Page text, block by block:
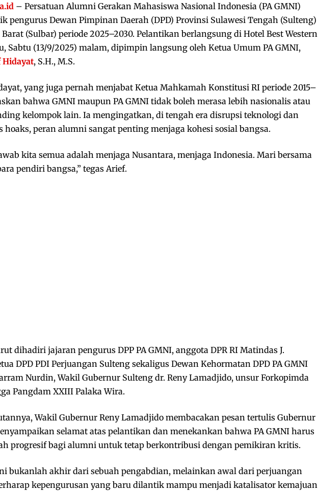
– Persatuan Alumni Gerakan Mahasiswa Nasional Indonesia (PA GMNI)
pengurus Dewan Pimpinan Daerah (DPD) Provinsi Sulawesi Tengah (Sulteng)
(Sulbar) periode 2025–2030. Pelantikan berlangsung di Hotel Best Western
Sabtu (13/9/2025) malam, dipimpin langsung oleh Ketua Umum PA GMNI,
Hidayat, S.H., M.S.
yang juga pernah menjabat Ketua Mahkamah Konstitusi RI periode 2015–
bahwa GMNI maupun PA GMNI tidak boleh merasa lebih nasionalis atau
kelompok lain. Ia mengingatkan, di tengah era disrupsi teknologi dan
hoaks, peran alumni sangat penting menjaga kohesi sosial bangsa.
kita semua adalah menjaga Nusantara, menjaga Indonesia. Mari bersama
pendiri bangsa,” tegas Arief.
dihadiri jajaran pengurus DPP PA GMNI, anggota DPR RI Matindas J.
DPD PDI Perjuangan Sulteng sekaligus Dewan Kehormatan DPD PA GMNI
Nurdin, Wakil Gubernur Sulteng dr. Reny Lamadjido, unsur Forkopimda
Pangdam XXIII Palaka Wira.
Wakil Gubernur Reny Lamadjido membacakan pesan tertulis Gubernur
selamat atas pelantikan dan menekankan bahwa PA GMNI harus
progresif bagi alumni untuk tetap berkontribusi dengan pemikiran kritis.
bukanlah akhir dari sebuah pengabdian, melainkan awal dari perjuangan
kepengurusan yang baru dilantik mampu menjadi katalisator kemajuan